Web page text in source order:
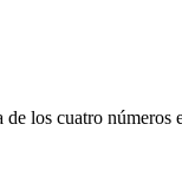
los cuatro números